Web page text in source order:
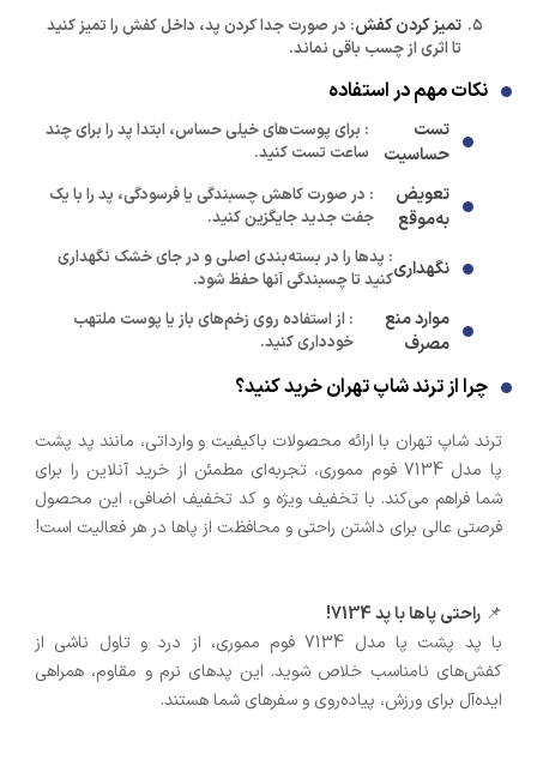
تمیز کردن کفش: در صورت جدا کردن پد، داخل کفش را تمیز کنید
تا اثری از چسب باقی نماند.
نکات مهم در استفاده
تست
حساسیت
: برای پوست‌های خیلی حساس، ابتدا پد را برای چند
ساعت تست کنید.
تعویض
به‌موقع
: در صورت کاهش چسبندگی یا فرسودگی، پد را با یک
جفت جدید جایگزین کنید.
نگهداری: پدها را در بسته‌بندی اصلی و در جای خشک نگهداری
کنید تا چسبندگی آنها حفظ شود.
موارد منع
مصرف
: از استفاده روی زخم‌های باز یا پوست ملتهب
خودداری کنید.
چرا از ترند شاپ تهران خرید کنید؟
ترند شاپ تهران با ارائه محصولات باکیفیت و وارداتی، مانند پد پشت
پا مدل 7134 فوم مموری، تجربه‌ای مطمئن از خرید آنلاین را برای
شما فراهم می‌کند. با تخفیف ویژه و کد تخفیف اضافی، این محصول
فرصتی عالی برای داشتن راحتی و محافظت از پاها در هر فعالیت است!
📌راحتی پاها با پد 7134!
با پد پشت پا مدل 7134 فوم مموری، از درد و تاول ناشی از
کفش‌های نامناسب خلاص شوید. این پدهای نرم و مقاوم، همراهی
ایده‌آل برای ورزش، پیاده‌روی و سفرهای شما هستند.